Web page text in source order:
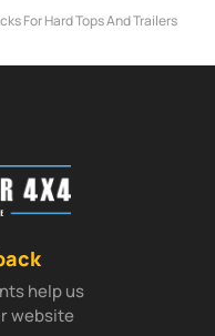
For Hard Tops And Trailers
help us
website